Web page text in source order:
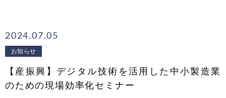
2024.07.05
お知らせ
【産振興】デジタル技術を活用した中小製造業
のための現場効率化セミナー